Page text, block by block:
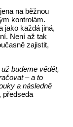
na běžnou
kontrolám.
jako každá jiná,
Není až tak
zajistit,
budeme vědět,
– a to
a následně
, předseda